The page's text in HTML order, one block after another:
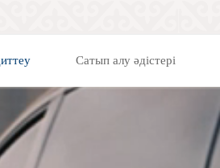
Сатып алу әдістері